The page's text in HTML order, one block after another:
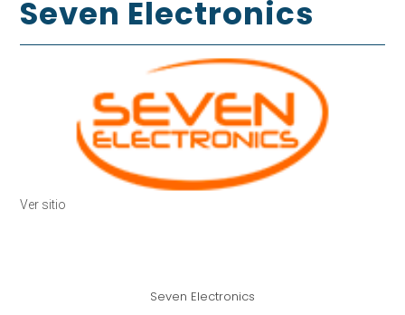
Seven Electronics
Ver sitio
Seven Electronics